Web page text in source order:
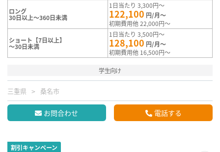
ロング
30日以上～360日未満
1日当たり 3,300円～
122,100 円/月～
初期費用他 22,000円～
ショート【7日以上】
～30日未満
1日当たり 3,500円～
128,100 円/月～
初期費用他 16,500円～
学生向け
三重県 桑名市
お問合わせ 電話する
割引キャンペーン